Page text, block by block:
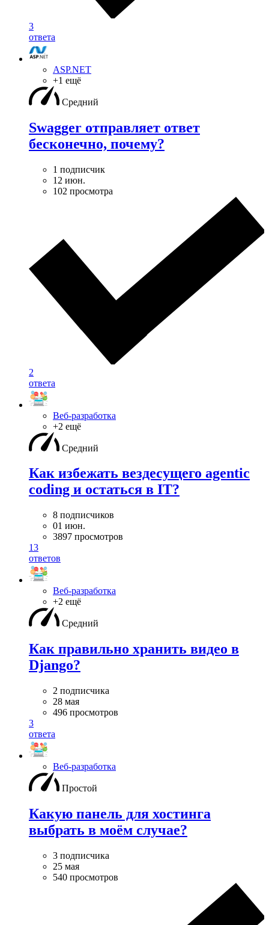
3
ответа
ASP.NET
+1 ещё
Средний
Swagger отправляет ответ
бесконечно, почему?
1 подписчик
12 июн.
102 просмотра
2
ответа
Веб-разработка
+2 ещё
Средний
Как избежать вездесущего agentic
coding и остаться в IT?
8 подписчиков
01 июн.
3897 просмотров
13
ответов
Веб-разработка
+2 ещё
Средний
Как правильно хранить видео в
Django?
2 подписчика
28 мая
496 просмотров
3
ответа
Веб-разработка
Простой
Какую панель для хостинга
выбрать в моём случае?
3 подписчика
25 мая
540 просмотров